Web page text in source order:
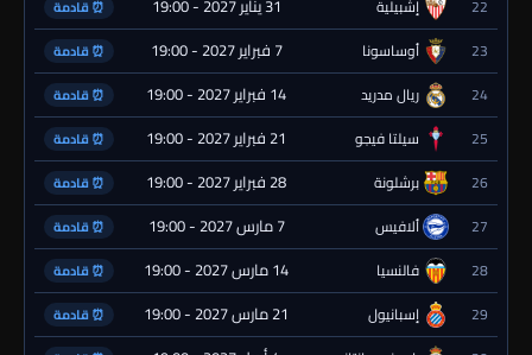
22 إشبيلية 31 يناير 2027 - 19:00 ⏰ قادمة
23 أوساسونا 7 فبراير 2027 - 19:00 ⏰ قادمة
24 ريال مدريد 14 فبراير 2027 - 19:00 ⏰ قادمة
25 سيلتا فيجو 21 فبراير 2027 - 19:00 ⏰ قادمة
26 برشلونة 28 فبراير 2027 - 19:00 ⏰ قادمة
27 ألافيس 7 مارس 2027 - 19:00 ⏰ قادمة
28 فالنسيا 14 مارس 2027 - 19:00 ⏰ قادمة
29 إسبانيول 21 مارس 2027 - 19:00 ⏰ قادمة